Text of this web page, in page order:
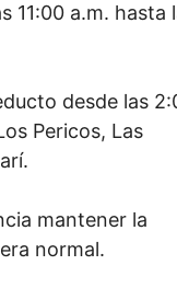
11:00 a.m. hasta
desde las
Pericos, Las
mantener la
normal.